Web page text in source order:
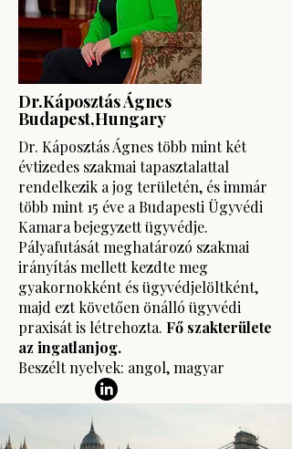
Dr.Káposztás Ágnes
Budapest,Hungary
Dr. Káposztás Ágnes több mint két
évtizedes szakmai tapasztalattal
rendelkezik a jog területén, és immár
több mint 15 éve a Budapesti Ügyvédi
Kamara bejegyzett ügyvédje.
Pályafutását meghatározó szakmai
irányítás mellett kezdte meg
gyakornokként és ügyvédjelöltként,
majd ezt követően önálló ügyvédi
praxisát is létrehozta. Fő szakterülete
az ingatlanjog.
Beszélt nyelvek: angol, magyar